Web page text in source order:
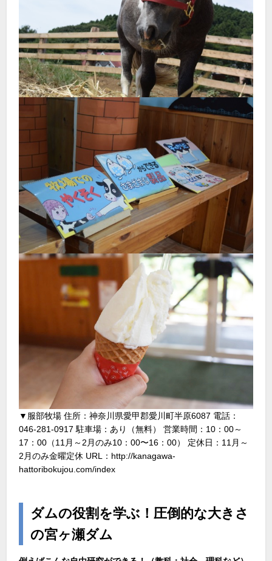
▼服部牧場 住所：神奈川県愛甲郡愛川町半原6087 電話：
046-281-0917 駐車場：あり（無料） 営業時間：10：00～
17：00（11月～2月のみ10：00〜16：00） 定休日：11月～
2月のみ金曜定休 URL：http://kanagawa-
hattoribokujou.com/index
ダムの役割を学ぶ！圧倒的な大きさ
の宮ヶ瀬ダム